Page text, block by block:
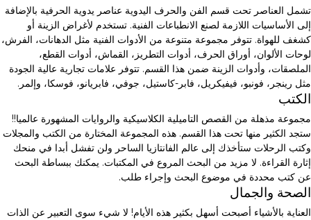
تشمل العناصر تحت قسم الفن والحرف اليدوية عناصر يدوية الحرفية بالإضافة
إلى الأساسيات اللازمة لصنع الانطباعات الفنية. تستخدم لأغراض الزينة أو
كشغف للهواة. تتوفر مجموعة متنوعة من الأدوات الفنية مثل الدهانات، الفرش،
لوحات الألوان، أوراق الحرف، أدوات التطريز، القماش، أدوات القطع،
الملصقات، وأدوات الزينة ضمن هذا القسم. تتوفر علامات تجارية عالية الجودة
مثل رينجر، فونبو، فيفيكريل، فابر-كاستيل، جوفي، فابريانو، فوسكا، وإلمر.
الكتب
مجموعة مذهلة من القصص التاميلية الكلاسيكية والروايات المشهورة عالميا!!
ستجد الكثير منها تحت هذا القسم. هذه المجموعة المختارة من الكتب والمجلات
وكتب الرحلات ستأخذك إلى عالم الفانتازيا الساحر ولن تفشل أبدا في منحك
إثارة القراءة. لا مزيد من البحث المروع في المكتبات. يمكنك ببساطة البحث
عن كتب محددة في موضوع البحث وإجراء طلب.
الصحة والجمال
العناية بالأشياء أصبحت أسهل بكثير هذه الأيام! لا شيء سوى التعبير عن الذات